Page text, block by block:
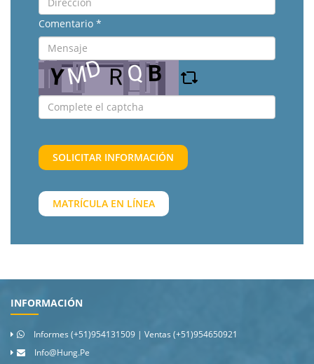
Comentario *
SOLICITAR INFORMACIÓN
MATRÍCULA EN LÍNEA
INFORMACIÓN
Informes (+51)954131509 | Ventas (+51)954650921
Info@hung.pe